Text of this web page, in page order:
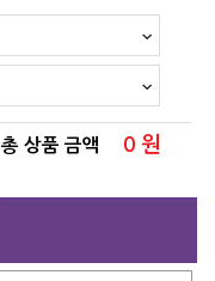
총 상품 금액 0 원